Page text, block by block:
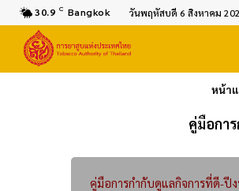
30.9 C Bangkok วันพฤหัสบดี 6 สิงหาคม
หน้า
คู่มือกา
คู่มือการกำกับดูแลกิจการที่ดี-ปี